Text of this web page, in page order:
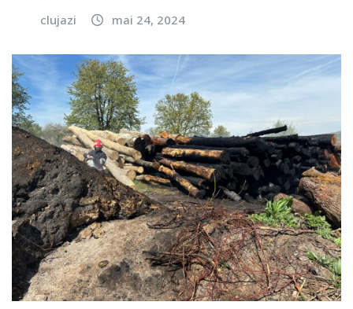
clujazi mai 24, 2024